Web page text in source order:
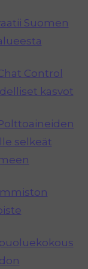
Suomen
Control
kasvot
selkeät